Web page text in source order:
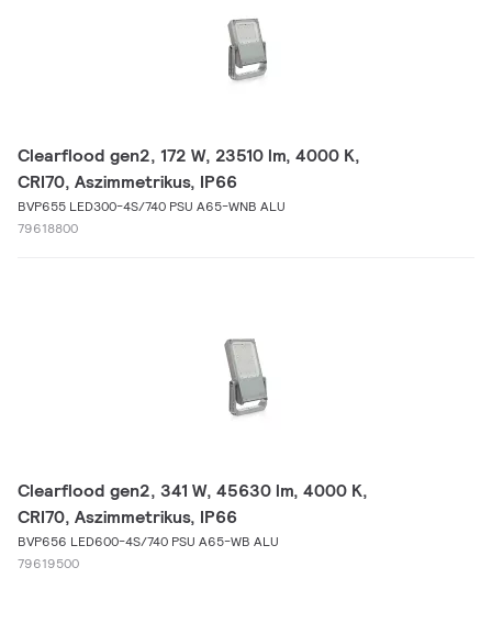
Clearflood gen2, 172 W, 23510 lm, 4000 K,
CRI70, Aszimmetrikus, IP66
BVP655 LED300-4S/740 PSU A65-WNB ALU
79618800
Clearflood gen2, 341 W, 45630 lm, 4000 K,
CRI70, Aszimmetrikus, IP66
BVP656 LED600-4S/740 PSU A65-WB ALU
79619500